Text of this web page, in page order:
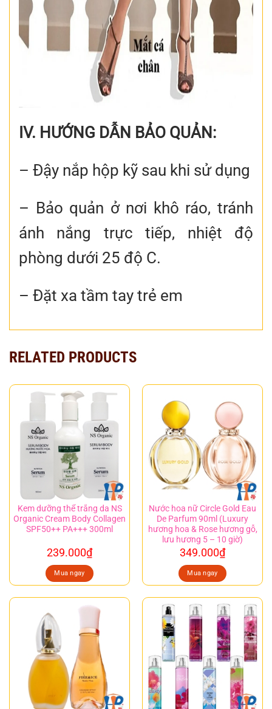
IV. HƯỚNG DẪN BẢO QUẢN:
– Đậy nắp hộp kỹ sau khi sử dụng
– Bảo quản ở nơi khô ráo, tránh
ánh nắng trực tiếp, nhiệt độ
phòng dưới 25 độ C.
– Đặt xa tầm tay trẻ em
RELATED PRODUCTS
Kem dưỡng thể trắng da NS
Organic Cream Body Collagen
SPF50++ PA+++ 300ml
239.000₫
Mua ngay
Nước hoa nữ Circle Gold Eau
De Parfum 90ml (Luxury
hương hoa & Rose hương gỗ,
lưu hương 5 – 10 giờ)
349.000₫
Mua ngay